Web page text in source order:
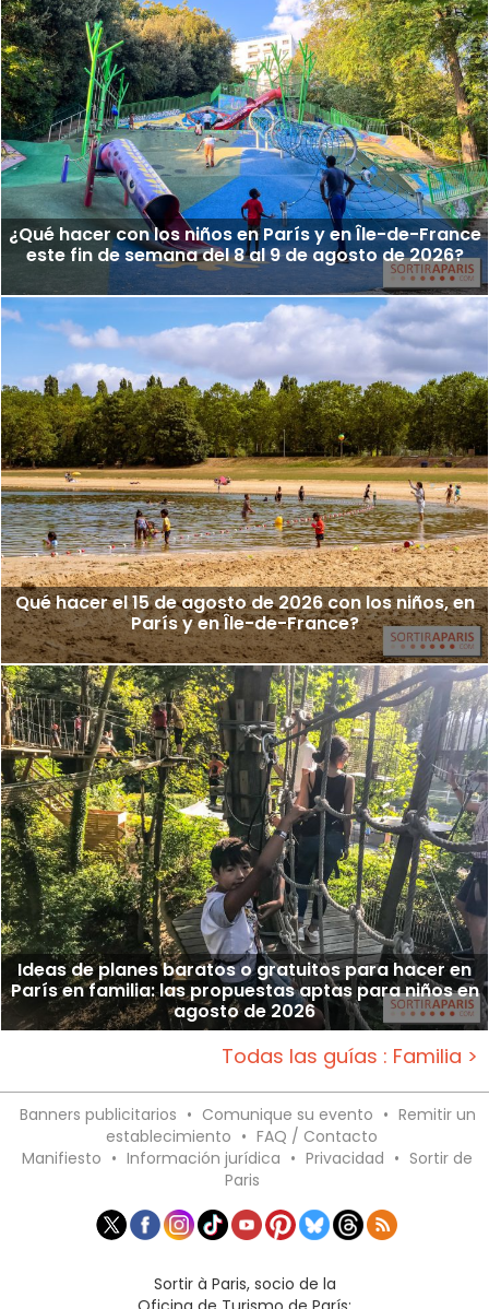
¿Qué hacer con los niños en París y en Île-de-France
este fin de semana del 8 al 9 de agosto de 2026?
Qué hacer el 15 de agosto de 2026 con los niños, en
París y en Île-de-France?
Ideas de planes baratos o gratuitos para hacer en
París en familia: las propuestas aptas para niños en
agosto de 2026
Todas las guías : Familia >
Banners publicitarios • Comunique su evento • Remitir un
establecimiento • FAQ / Contacto
Manifiesto • Información jurídica • Privacidad • Sortir de
Paris
Sortir à Paris, socio de la